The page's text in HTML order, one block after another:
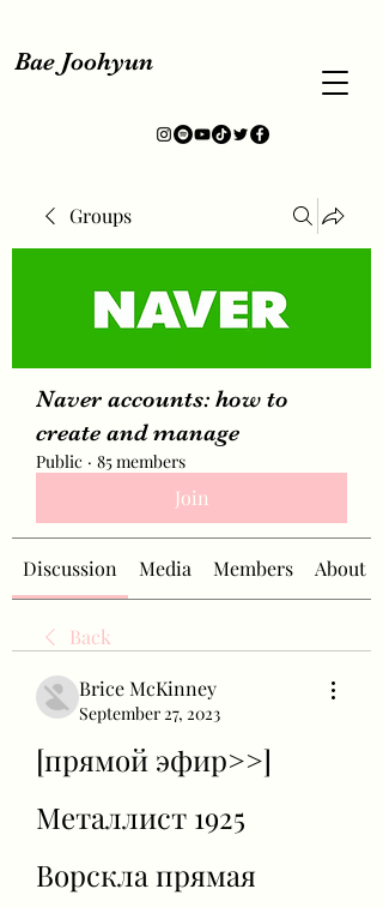
Bae Joohyun
Groups
Naver accounts: how to
create and manage
Public · 85 members
Join
Discussion Media Members About
Back
Brice McKinney
September 27, 2023
[прямой эфир>>]
Металлист 1925
Ворскла прямая